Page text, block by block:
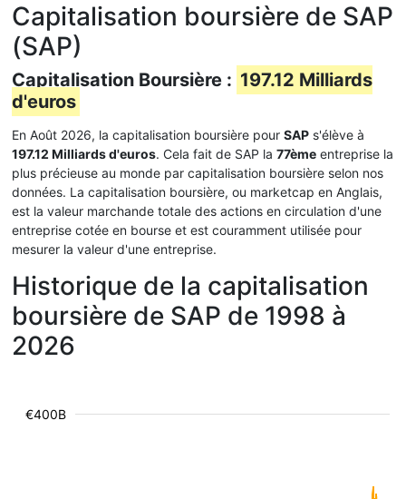
Capitalisation boursière de SAP
(SAP)
Capitalisation Boursière : 197.12 Milliards
d'euros
En Août 2026, la capitalisation boursière pour SAP s'élève à
197.12 Milliards d'euros. Cela fait de SAP la 77ème entreprise la
plus précieuse au monde par capitalisation boursière selon nos
données. La capitalisation boursière, ou marketcap en Anglais,
est la valeur marchande totale des actions en circulation d'une
entreprise cotée en bourse et est couramment utilisée pour
mesurer la valeur d'une entreprise.
Historique de la capitalisation
boursière de SAP de 1998 à
2026
€400B